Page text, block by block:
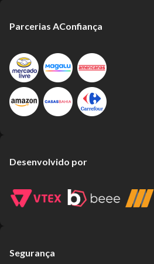
Parcerias AConfiança
Desenvolvido por
Segurança